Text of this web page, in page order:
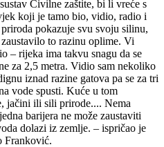
Civilne zaštite, bi li vreće s
koji je tamo bio, vidio, radio i
pokazuje svu svoju silinu,
to razinu oplime. Vi
– rijeka ima takvu snagu da se
za 2,5 metra. Vidio sam nekoliko
iznad razine gatova pa se za tri
vode spusti. Kuće u tom
jačini ili sili prirode.... Nema
barijera ne može zaustaviti
dolazi iz zemlje. – ispričao je
Franković.